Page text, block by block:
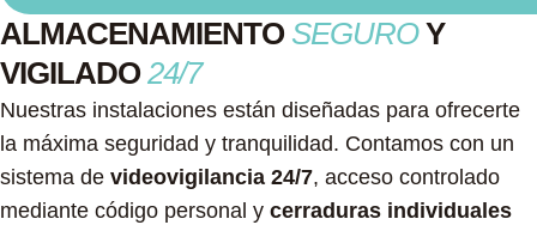
ALMACENAMIENTO SEGUROY
VIGILADO 24/7
Nuestras instalaciones están diseñadas para ofrecerte
la máxima seguridad y tranquilidad. Contamos con un
sistema de videovigilancia 24/7, acceso controlado
mediante código personal y cerraduras individuales